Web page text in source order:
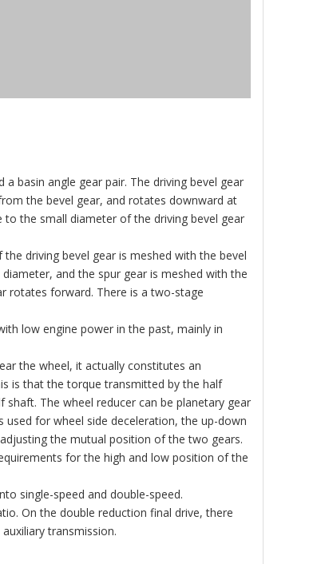
basin angle gear pair. The driving bevel gear
the bevel gear, and rotates downward at
the small diameter of the driving bevel gear
driving bevel gear is meshed with the bevel
and the spur gear is meshed with the
rotates forward. There is a two-stage
low engine power in the past, mainly in
the wheel, it actually constitutes an
is that the torque transmitted by the half
The wheel reducer can be planetary gear
used for wheel side deceleration, the up-down
the mutual position of the two gears.
for the high and low position of the
single-speed and double-speed.
On the double reduction final drive, there
transmission.